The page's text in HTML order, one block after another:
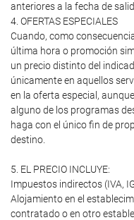
anteriores a la fecha de
4. OFERTAS ESPECIALES
Cuando, como
última hora o promoción
un precio distinto del
únicamente en aquellos
en la oferta especial,
alguno de los programas
haga con el único fin de
destino.
5. EL PRECIO INCLUYE:
Impuestos indirectos (IVA,
Alojamiento en el
contratado o en otro